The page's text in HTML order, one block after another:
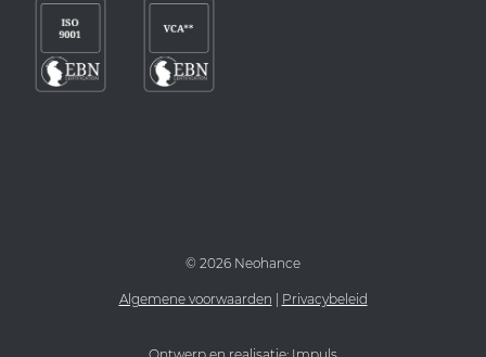
© 2026 Neohance
Algemene voorwaarden Privacybeleid